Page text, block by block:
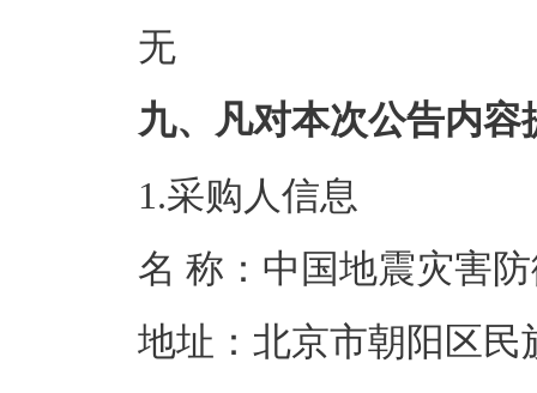
无
九、凡对本次公告内
1.采购人信息
名 称：中国地
地址：北京市